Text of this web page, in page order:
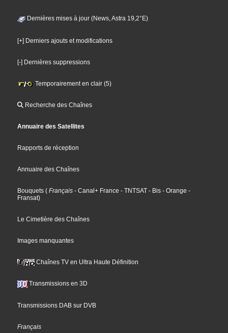
Dernières mises à jour (News, Astra 19,2°E)
[+] Derniers ajouts et modifications
[-] Dernières suppressions
Temporairement en clair (5)
Recherche des Chaînes
Annuaire des Satellites
Rapports de réception
Annuaire des Chaînes
Bouquets ( Français - Canal+ France - TNTSAT - Bis - Orange -
Fransat)
Le Cimetière des Chaînes
Images manquantes
Chaînes TV en Ultra Haute Définition
Transmissions en 3D
Transmissions DAB sur DVB
Français